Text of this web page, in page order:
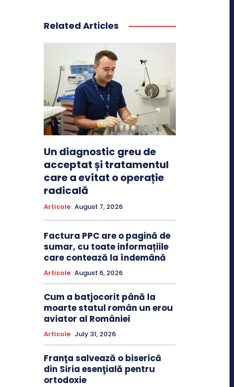
Related Articles
Un diagnostic greu de
acceptat și tratamentul
care a evitat o operație
radicală
Articole August 7, 2026
Factura PPC are o pagină de
sumar, cu toate informațiile
care contează la îndemână
Articole August 6, 2026
Cum a batjocorit până la
moarte statul român un erou
aviator al României
Articole July 31, 2026
Franţa salvează o biserică
din Siria esenţială pentru
ortodoxie